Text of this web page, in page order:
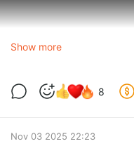
Show more
8
Nov 03 2025 22:23